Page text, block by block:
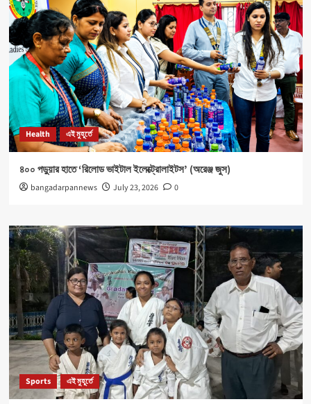
Health এই মুহূর্তে
৪০০ পড়ুয়ার হাতে ‘রিলোড ভাইটাল ইলেক্ট্রোলাইটস’ (অরেঞ্জ জুস)
bangadarpannews July 23, 2026 0
Sports এই মুহূর্তে